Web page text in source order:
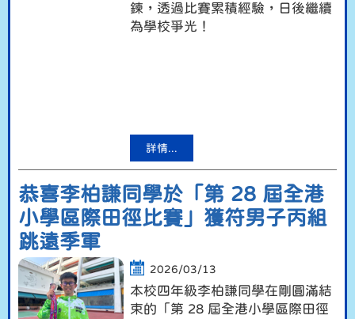
鍊，透過比賽累積經驗，日後繼續
為學校爭光！
詳情...
恭喜李柏謙同學於「第 28 屆全港
小學區際田徑比賽」獲符男子丙組
跳遠季軍
2026/03/13
本校四年級李柏謙同學在剛圓滿結
束的「第 28 屆全港小學區際田徑